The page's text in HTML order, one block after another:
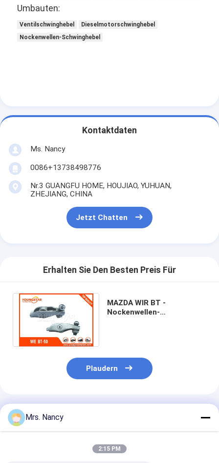
Kraftfahrzeugmotor-Teile
Motorventil-Klopf
Umbauten:
Ventilschwinghebel
Dieselmotorschwinghebel
Nockenwellen-Schwinghebel
Kontaktdaten
Ms. Nancy
0086+13738498776
Nr.3 GUANGFU HOME, HOUJIAO, YUHUAN,
ZHEJIANG, CHINA
Jetzt Chatten
Erhalten Sie Den Besten Preis Für
MAZDA WIR BT -
Nockenwellen-
Plaudern
Empfohlene Produkte
Mrs. Nancy
2:15 PM